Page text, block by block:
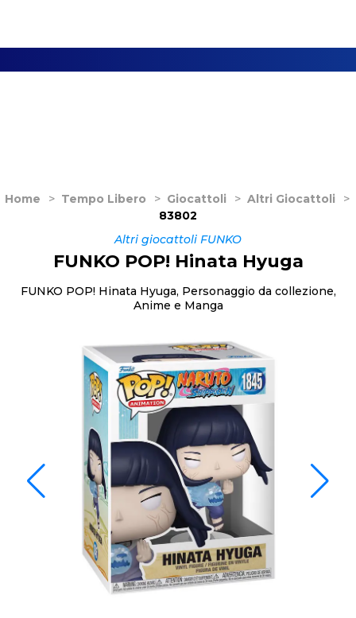
Home > Tempo Libero > Giocattoli > Altri Giocattoli
>
83802
Altri giocattoli FUNKO
FUNKO POP! Hinata Hyuga
FUNKO POP! Hinata Hyuga, Personaggio da collezione,
Anime e Manga